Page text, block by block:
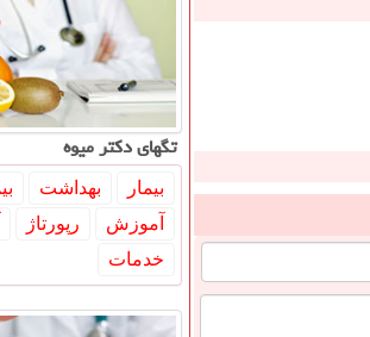
تگهای دكتر میوه
بیمار بهداشت
آموزش
رپورتاژ
خدمات